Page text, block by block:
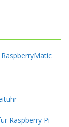
RaspberryMatic
Raspberry Pi